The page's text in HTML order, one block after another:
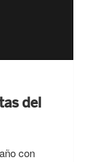
del
con